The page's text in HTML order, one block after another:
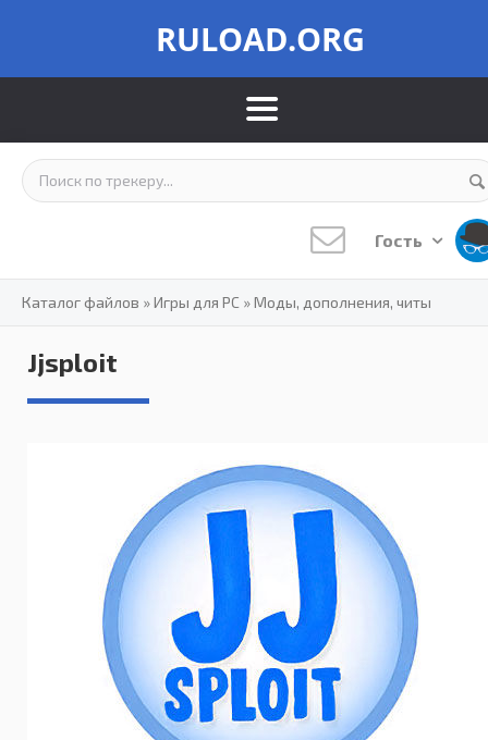
RULOAD.ORG
Гость
Каталог файлов »Игры для PC »Моды, дополнения, читы
Jjsploit